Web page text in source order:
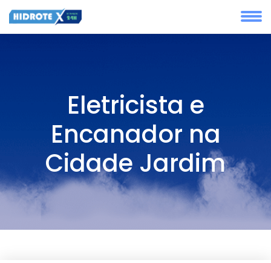
Eletricista e
Encanador na
Cidade Jardim